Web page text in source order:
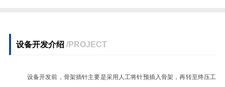
设备开发介绍 /PROJECT
设备开发前，骨架插针主要是采用人工将针预插入骨架，再转至终压工